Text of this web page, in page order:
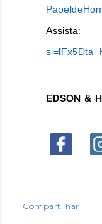
EDSON &
Compartilhar